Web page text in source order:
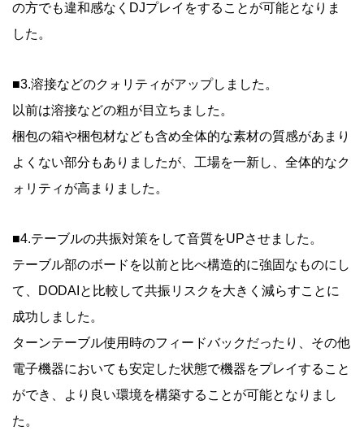
の方でも違和感なくDJプレイをすることが可能となりま
した。
■3.溶接などのクォリティがアップしました。
以前は溶接などの粗が目立ちました。
梱包の箱や梱包材なども含め全体的な素材の質感があまり
よくない部分もありましたが、工場を一新し、全体的なク
ォリティが高まりました。
■4.テーブルの共振対策をして音質をUPさせました。
テーブル部のボードを以前と比べ構造的に強固なものにし
て、DODAIと比較して共振リスクを大きく減らすことに
成功しました。
ターンテーブル使用時のフィードバックだったり、その他
電子機器においても安定した状態で機器をプレイすること
ができ、より良い環境を構築することが可能となりまし
た。